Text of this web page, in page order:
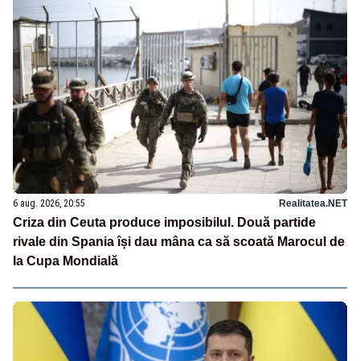
6 aug. 2026, 20:55 Realitatea.NET
Criza din Ceuta produce imposibilul. Două partide
rivale din Spania își dau mâna ca să scoată Marocul de
la Cupa Mondială